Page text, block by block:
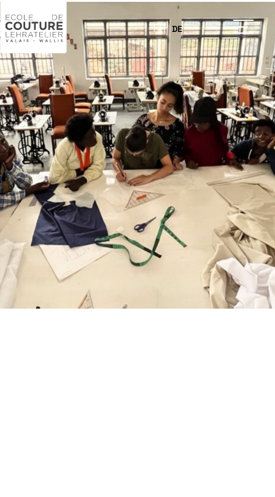
FR DE